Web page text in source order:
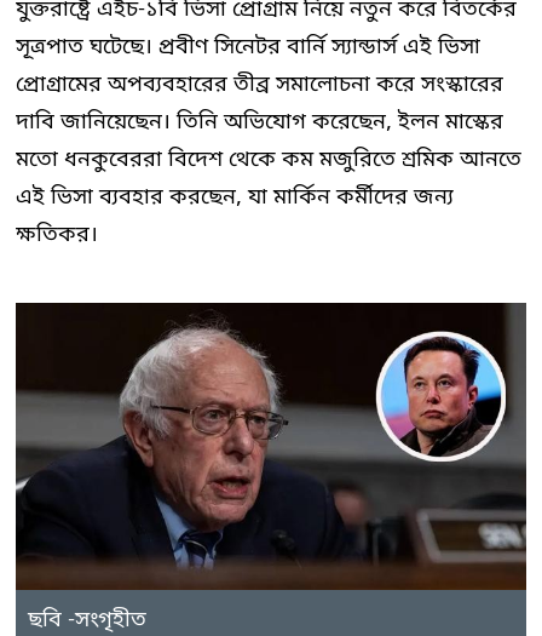
যুক্তরাষ্ট্রে এইচ-১বি ভিসা প্রোগ্রাম নিয়ে নতুন করে বিতর্কের
সূত্রপাত ঘটেছে। প্রবীণ সিনেটর বার্নি স্যান্ডার্স এই ভিসা
প্রোগ্রামের অপব্যবহারের তীব্র সমালোচনা করে সংস্কারের
দাবি জানিয়েছেন। তিনি অভিযোগ করেছেন, ইলন মাস্কের
মতো ধনকুবেররা বিদেশ থেকে কম মজুরিতে শ্রমিক আনতে
এই ভিসা ব্যবহার করছেন, যা মার্কিন কর্মীদের জন্য
ক্ষতিকর।
ছবি -সংগৃহীত